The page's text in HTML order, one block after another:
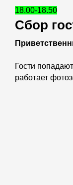
18.00-18.50
Сбор
Гости
работает